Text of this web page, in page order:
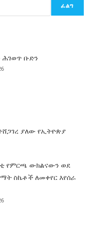
ፈልግ
ሕገወጥ ቡድን
ያለው የኢትዮጵያ
የምርጫ ውክልናውን ወደ
ስኬቶች ለመቀየር እየሰራ